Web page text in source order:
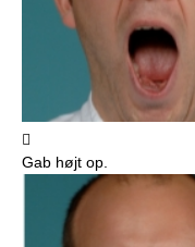

Gab højt op.